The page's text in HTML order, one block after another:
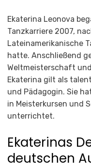
Ekaterina Leonova
Tanzkarriere 2007,
Lateinamerikanische
hatte. Anschließend
Weltmeisterschaft
Ekaterina gilt als
und Pädagogin. Sie
in Meisterkursen und
unterrichtet.
Ekaterinas
deutschen